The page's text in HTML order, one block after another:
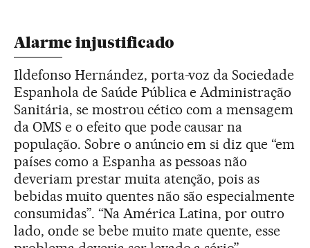
Alarme injustificado
Ildefonso Hernández, porta-voz da Sociedade
Espanhola de Saúde Pública e Administração
Sanitária, se mostrou cético com a mensagem
da OMS e o efeito que pode causar na
população. Sobre o anúncio em si diz que “em
países como a Espanha as pessoas não
deveriam prestar muita atenção, pois as
bebidas muito quentes não são especialmente
consumidas”. “Na América Latina, por outro
lado, onde se bebe muito mate quente, esse